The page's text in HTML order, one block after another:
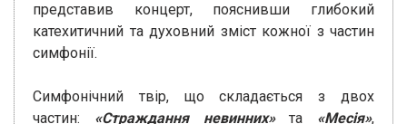
представив концерт, пояснивши глибокий
катехитичний та духовний зміст кожної з частин
симфонії.
Симфонічний твір, що складається з двох
частин: «Страждання невинних» та «Месія»,